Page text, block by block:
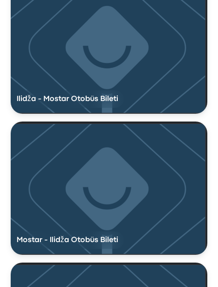
Ilidža - Mostar Otobüs Bileti
Mostar - Ilidža Otobüs Bileti